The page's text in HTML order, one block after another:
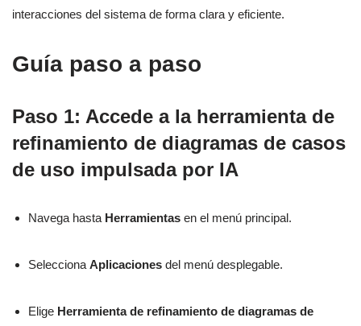
interacciones del sistema de forma clara y eficiente.
Guía paso a paso
Paso 1: Accede a la herramienta de
refinamiento de diagramas de casos
de uso impulsada por IA
Navega hasta Herramientas en el menú principal.
Selecciona Aplicaciones del menú desplegable.
Elige Herramienta de refinamiento de diagramas de